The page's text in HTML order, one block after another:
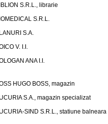
S.R.L., librarie
S.R.L.
S.A.
V. I.I.
ANA I.I.
HUGO BOSS, magazin
S.A., magazin specializat
SIND S.R.L., statiune balneara